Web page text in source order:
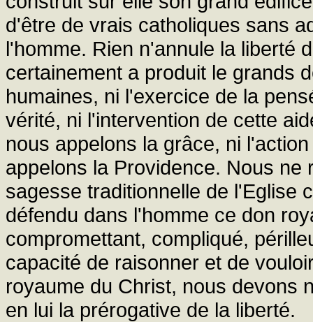
d'être de vrais catholiques sans
l'homme. Rien n'annule la liberté
certainement a produit le grands
humaines, ni l'exercice de la
vérité, ni l'intervention de cette
nous appelons la grâce, ni
appelons la Providence. Nous
sagesse traditionnelle de l'Eglise
défendu dans l'homme ce don
compromettant, compliqué,
capacité de raisonner et de
royaume du Christ, nous devons
en lui la prérogative de la liberté.